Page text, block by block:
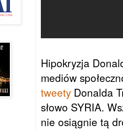
Hipokryzja
mediów
tweety Donalda
słowo SYRIA.
nie osiągnie tą